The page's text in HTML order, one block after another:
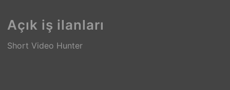
Açık iş ilanları
Short Video Hunter